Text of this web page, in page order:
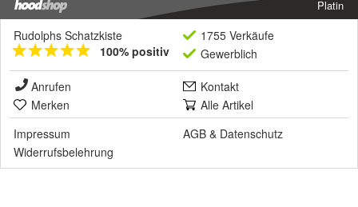
Platin
Rudolphs Schatzkiste
100% positiv
1755 Verkäufe
Gewerblich
Anrufen
Kontakt
Merken
Alle Artikel
Impressum
AGB & Datenschutz
Widerrufsbelehrung